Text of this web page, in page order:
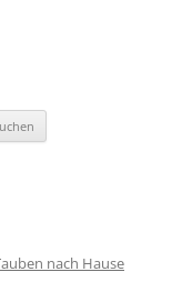
nach Hause